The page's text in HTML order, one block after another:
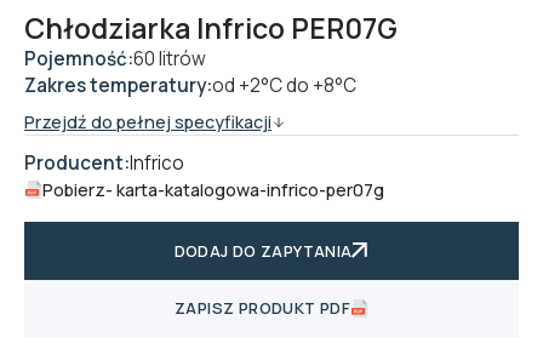
Chłodziarka Infrico PER07G
Pojemność:60 litrów
Zakres temperatury:od +2°C do +8°C
Przejdź do pełnej specyfikacji
Producent:Infrico
Pobierz- karta-katalogowa-infrico-per07g
DODAJ DO ZAPYTANIA
ZAPISZ PRODUKT PDF